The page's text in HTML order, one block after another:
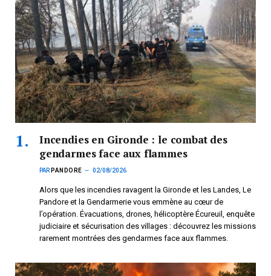
Incendies en Gironde : le combat des
gendarmes face aux flammes
PAR PANDORE 02/08/2026
Alors que les incendies ravagent la Gironde et les Landes, Le
Pandore et la Gendarmerie vous emmène au cœur de
l’opération. Évacuations, drones, hélicoptère Écureuil, enquête
judiciaire et sécurisation des villages : découvrez les missions
rarement montrées des gendarmes face aux flammes.